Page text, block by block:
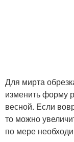
Для мирта
изменить форму
весной. Если
то можно
по мере